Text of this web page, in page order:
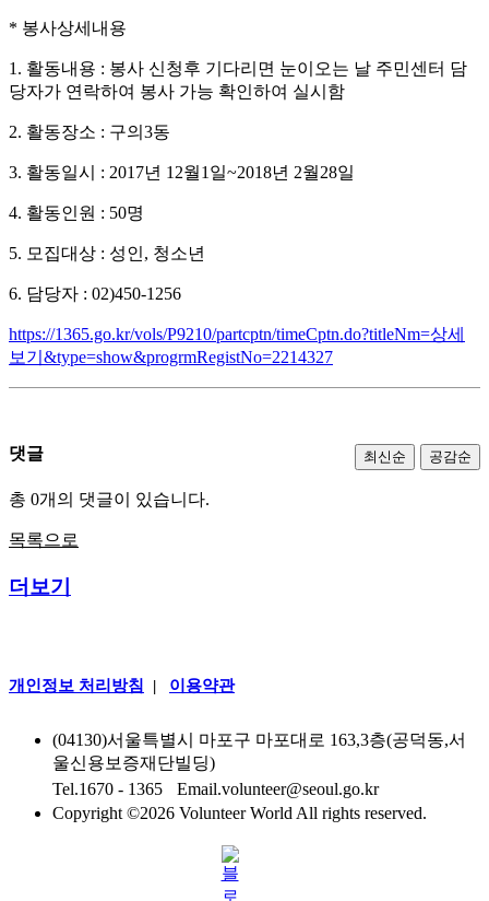
* 봉사상세내용
1. 활동내용 : 봉사 신청후 기다리면 눈이오는 날 주민센터 담
당자가 연락하여 봉사 가능 확인하여 실시함
2. 활동장소 : 구의3동
3. 활동일시 : 2017년 12월1일~2018년 2월28일
4. 활동인원 : 50명
5. 모집대상 : 성인, 청소년
6. 담당자 : 02)450-1256
https://1365.go.kr/vols/P9210/partcptn/timeCptn.do?titleNm=상세
보기&type=show&progrmRegistNo=2214327
댓글 최신순 공감순
총 0개의 댓글이 있습니다.
목록으로
더보기
개인정보 처리방침 | 이용약관
(04130)서울특별시 마포구 마포대로 163,3층(공덕동,서
울신용보증재단빌딩)
Tel.1670 - 1365
Email.volunteer@seoul.go.kr
Copyright ©2026 Volunteer World All rights reserved.